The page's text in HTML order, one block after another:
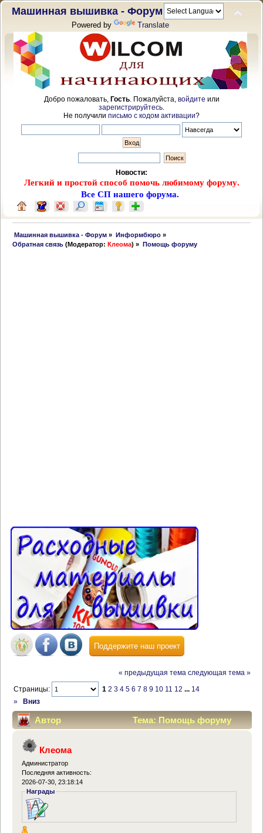
Машинная вышивка - Форум
Powered by Translate
Добро пожаловать, Гость. Пожалуйста, войдите или
зарегистрируйтесь
Не получили письмо с кодом активации?
Новости:
Легкий и простой способ помочь любимому форуму.
Все СП нашего форума.
Машинная вышивка - Форум » Информбюро»
Обратная связь (Модератор:Клеома) » Помощь форуму
Поддержите наш проект
« предыдущая тема следующая тема »
Страницы: 1 2 3 4 5 6 7 8 9 10 11 12 ... 14
»
Вниз
Автор
Тема: Помощь форуму
(Прочитано 759540 раз)
Клеома
Администратор
Последняя активность:
2026-07-30, 23:18:14
Награды